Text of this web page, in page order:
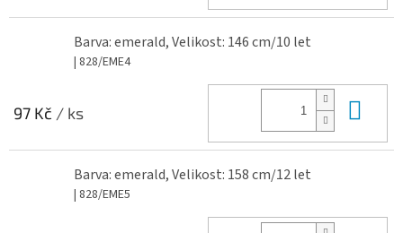
Barva: emerald, Velikost: 146 cm/10 let
| 828/EME4
97 Kč / ks
Barva: emerald, Velikost: 158 cm/12 let
| 828/EME5